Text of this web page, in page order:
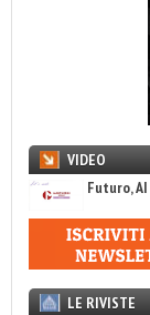
VIDEO
Futuro,
LE RIVISTE